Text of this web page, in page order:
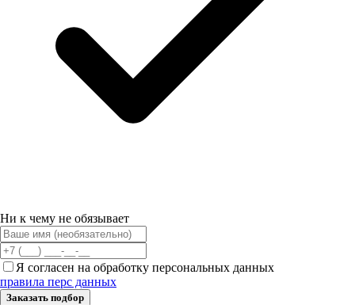
Ни к чему не обязывает
Я согласен на обработку персональных данных
правила перс данных
Заказать подбор